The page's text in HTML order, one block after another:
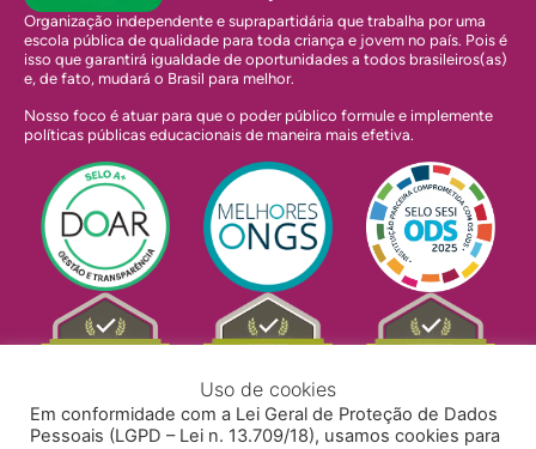
Organização independente e suprapartidária que trabalha por uma
escola pública de qualidade para toda criança e jovem no país. Pois é
isso que garantirá igualdade de oportunidades a todos brasileiros(as)
e, de fato, mudará o Brasil para melhor.
Nosso foco é atuar para que o poder público formule e implemente
políticas públicas educacionais de maneira mais efetiva.
Uso de cookies
Em conformidade com a Lei Geral de Proteção de Dados
Pessoais (LGPD – Lei n. 13.709/18), usamos cookies para